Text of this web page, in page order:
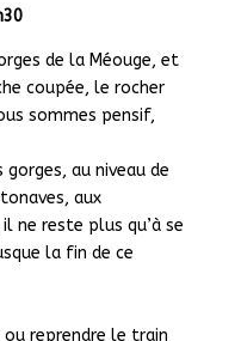
de la Méouge, et
coupée, le rocher
sommes pensif,
gorges, au niveau de
aux
ne reste plus qu’à se
la fin de ce
reprendre le train